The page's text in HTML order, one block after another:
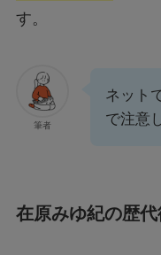
す。
筆者
ネット
で注意
在原みゆ紀の歴